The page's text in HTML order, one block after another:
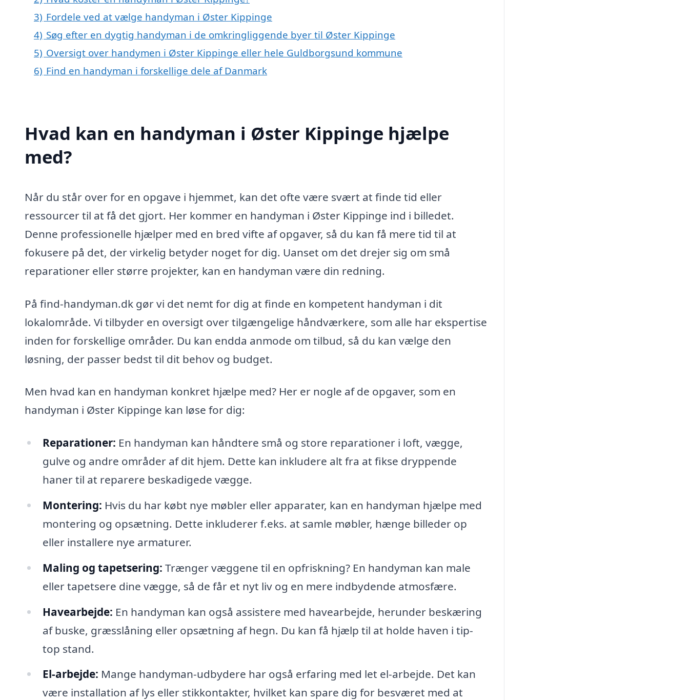
3) Fordele ved at vælge handyman i Øster Kippinge
4) Søg efter en dygtig handyman i de omkringliggende byer til Øster Kippinge
5) Oversigt over handymen i Øster Kippinge eller hele Guldborgsund kommune
6) Find en handyman i forskellige dele af Danmark
Hvad kan en handyman i Øster Kippinge hjælpe
med?
Når du står over for en opgave i hjemmet, kan det ofte være svært at finde tid eller
ressourcer til at få det gjort. Her kommer en handyman i Øster Kippinge ind i billedet.
Denne professionelle hjælper med en bred vifte af opgaver, så du kan få mere tid til at
fokusere på det, der virkelig betyder noget for dig. Uanset om det drejer sig om små
reparationer eller større projekter, kan en handyman være din redning.
På find-handyman.dk gør vi det nemt for dig at finde en kompetent handyman i dit
lokalområde. Vi tilbyder en oversigt over tilgængelige håndværkere, som alle har ekspertise
inden for forskellige områder. Du kan endda anmode om tilbud, så du kan vælge den
løsning, der passer bedst til dit behov og budget.
Men hvad kan en handyman konkret hjælpe med? Her er nogle af de opgaver, som en
handyman i Øster Kippinge kan løse for dig:
Reparationer: En handyman kan håndtere små og store reparationer i loft, vægge,
gulve og andre områder af dit hjem. Dette kan inkludere alt fra at fikse dryppende
haner til at reparere beskadigede vægge.
Montering: Hvis du har købt nye møbler eller apparater, kan en handyman hjælpe med
montering og opsætning. Dette inkluderer f.eks. at samle møbler, hænge billeder op
eller installere nye armaturer.
Maling og tapetsering: Trænger væggene til en opfriskning? En handyman kan male
eller tapetsere dine vægge, så de får et nyt liv og en mere indbydende atmosfære.
Havearbejde: En handyman kan også assistere med havearbejde, herunder beskæring
af buske, græsslåning eller opsætning af hegn. Du kan få hjælp til at holde haven i tip-
top stand.
El-arbejde: Mange handyman-udbydere har også erfaring med let el-arbejde. Det kan
være installation af lys eller stikkontakter, hvilket kan spare dig for besværet med at